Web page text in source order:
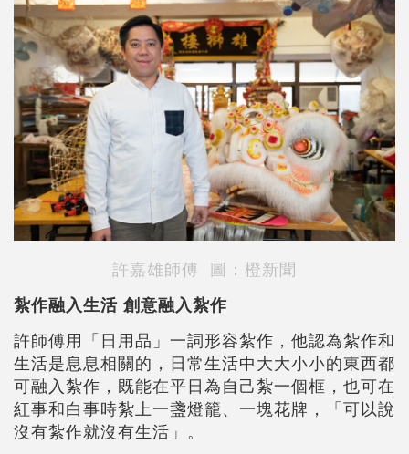
許嘉雄師傅 圖：橙新聞
紮作融入生活 創意融入紮作
許師傅用「日用品」一詞形容紮作，他認為紮作和
生活是息息相關的，日常生活中大大小小的東西都
可融入紮作，既能在平日為自己紮一個框，也可在
紅事和白事時紮上一盞燈籠、一塊花牌，「可以說
沒有紮作就沒有生活」。